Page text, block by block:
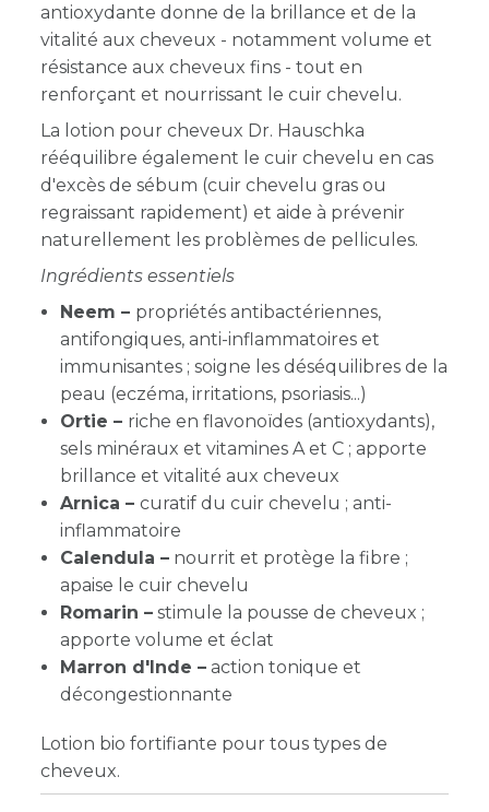
antioxydante donne de la brillance et de la
vitalité aux cheveux - notamment volume et
résistance aux cheveux fins - tout en
renforçant et nourrissant le cuir chevelu.
La lotion pour cheveux Dr. Hauschka
rééquilibre également le cuir chevelu en cas
d'excès de sébum (cuir chevelu gras ou
regraissant rapidement) et aide à prévenir
naturellement les problèmes de pellicules.
Ingrédients essentiels
Neem – propriétés antibactériennes,
antifongiques, anti-inflammatoires et
immunisantes ; soigne les déséquilibres de la
peau (eczéma, irritations, psoriasis...)
Ortie – riche en flavonoïdes (antioxydants),
sels minéraux et vitamines A et C ; apporte
brillance et vitalité aux cheveux
Arnica – curatif du cuir chevelu ; anti-
inflammatoire
Calendula – nourrit et protège la fibre ;
apaise le cuir chevelu
Romarin – stimule la pousse de cheveux ;
apporte volume et éclat
Marron d'Inde – action tonique et
décongestionnante
Lotion bio fortifiante pour tous types de
cheveux.